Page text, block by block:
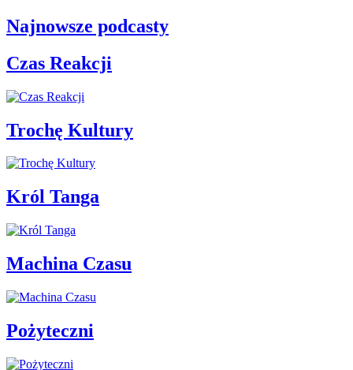
Najnowsze podcasty
Czas Reakcji
Trochę Kultury
Król Tanga
Machina Czasu
Pożyteczni